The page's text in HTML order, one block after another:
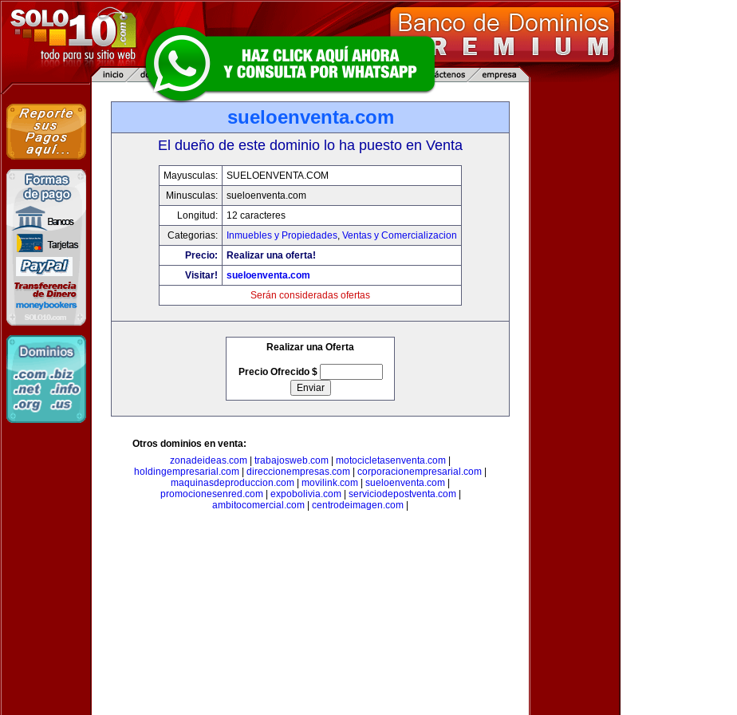
sueloenventa.com
El dueño de este dominio lo ha puesto en Venta
Mayusculas:
SUELOENVENTA.COM
Minusculas:
sueloenventa.com
Longitud:
12 caracteres
Categorias:
Inmuebles y Propiedades, Ventas y Comercializacion
Precio:
Realizar una oferta!
Visitar!
sueloenventa.com
Serán consideradas ofertas
Realizar una Oferta
Precio Ofrecido $
Otros dominios en venta:
zonadeideas.com
trabajosweb.com motocicletasenventa.com
holdingempresarial.com
direccionempresas.com corporacionempresarial.com
maquinasdeproduccion.com
movilink.com sueloenventa.com
promocionesenred.com| expobolivia.com| serviciodepostventa.com|
ambitocomercial.com
centrodeimagen.com